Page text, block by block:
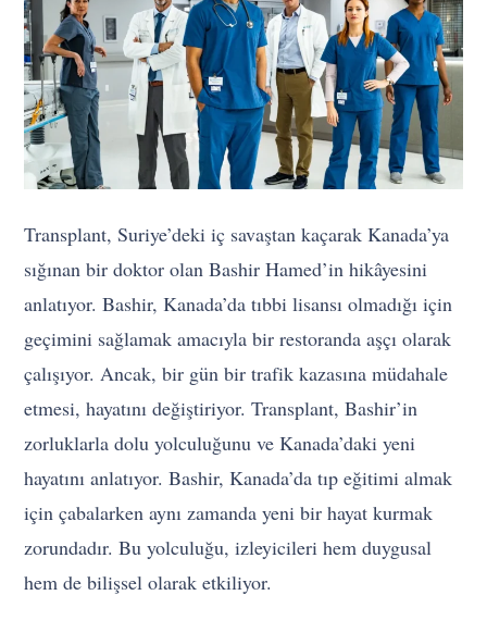
Transplant, Suriye’deki iç savaştan kaçarak Kanada’ya
sığınan bir doktor olan Bashir Hamed’in hikâyesini
anlatıyor. Bashir, Kanada’da tıbbi lisansı olmadığı için
geçimini sağlamak amacıyla bir restoranda aşçı olarak
çalışıyor. Ancak, bir gün bir trafik kazasına müdahale
etmesi, hayatını değiştiriyor. Transplant, Bashir’in
zorluklarla dolu yolculuğunu ve Kanada’daki yeni
hayatını anlatıyor. Bashir, Kanada’da tıp eğitimi almak
için çabalarken aynı zamanda yeni bir hayat kurmak
zorundadır. Bu yolculuğu, izleyicileri hem duygusal
hem de bilişsel olarak etkiliyor.